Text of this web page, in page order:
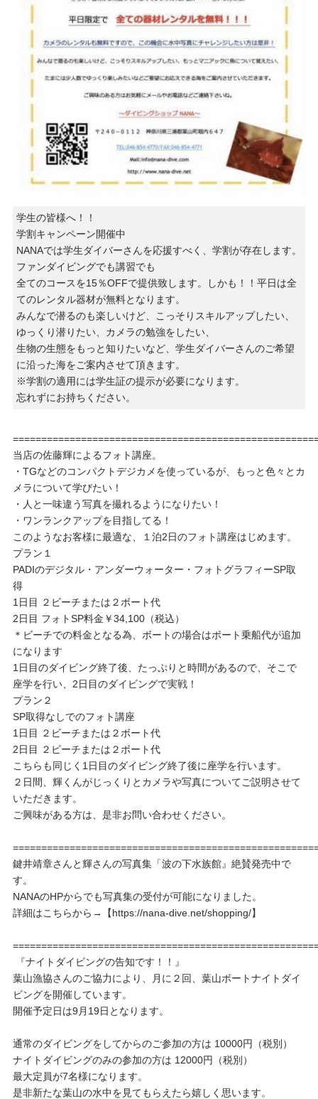
学生の皆様へ！！
学割キャンペーン開催中
NANAでは学生ダイバーさんを応援すべく、学割が存在します。
ファンダイビングでも講習でも
全てのコースを15％OFFで提供致します。しかも！！平日は全
てのレンタル器材が無料となります。
みんなで潜るのも楽しいけど、こっそりスキルアップしたい、
ゆっくり潜りたい、カメラの勉強をしたい、
生物の生態をもっと知りたいなど、学生ダイバーさんのご希望
に沿った海をご案内させて頂きます。
※学割の適用には学生証の提示が必要になります。
忘れずにお持ちください。
当店の佐藤輝によるフォト講座。
・TGなどのコンパクトデジカメを使っているが、もっと色々とカ
メラについて学びたい！
・人と一味違う写真を撮れるようになりたい！
・ワンランクアップを目指してる！
このようなお客様に最適な、１泊2日のフォト講座はじめます。
プラン１
PADIのデジタル・アンダーウォーター・フォトグラフィーSP取
得
1日目 ２ビーチまたは２ボート代
2日目 フォトSP料金￥34,100（税込）
＊ビーチでの料金となる為、ボートの場合はボート乗船代が追加
になります
1日目のダイビング終了後、たっぷりと時間があるので、そこで
座学を行い、2日目のダイビングで実戦！
プラン２
SP取得なしでのフォト講座
1日目 ２ビーチまたは２ボート代
2日目 ２ビーチまたは２ボート代
こちらも同じく1日目のダイビング終了後に座学を行います。
２日間、輝くんがじっくりとカメラや写真についてご説明させて
いただきます。
ご興味がある方は、是非お問い合わせください。
鍵井靖章さんと輝さんの写真集「波の下水族館』絶賛発売中で
す。
NANAのHPからでも写真集の受付が可能になりました。
詳細はこちらから→【https://nana-dive.net/shopping/】
『ナイトダイビングの告知です！！』
葉山漁協さんのご協力により、月に２回、葉山ボートナイトダイ
ビングを開催しています。
開催予定日は9月19日となります。
通常のダイビングをしてからのご参加の方は 10000円（税別）
ナイトダイビングのみの参加の方は 12000円（税別）
最大定員が7名様になります。
是非新たな葉山の水中を見てもらえたら嬉しく思います。